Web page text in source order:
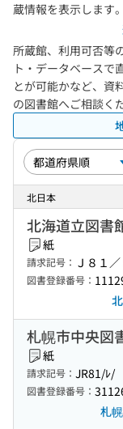
蔵情報を表示します。
所蔵館、利用可否等
ト・データベースで
とが可能かなど、資
の図書館へご相談く
北日本
北海道立図書
紙
請求記号： Ｊ８１／
図書登録番号：
札幌市中央図
紙
請求記号： JR81/ﾚ/
図書登録番号：
札